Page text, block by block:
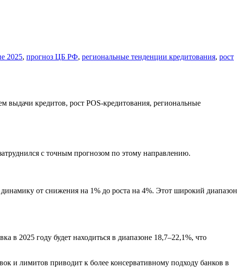
2025, прогноз ЦБ РФ, региональные тенденции кредитования, рост
с точным прогнозом по этому направлению.
от снижения на 1% до роста на 4%. Этот широкий диапазон
в 2025 году будет находиться в диапазоне 18,7–22,1%, что
и лимитов приводит к более консервативному подходу банков в